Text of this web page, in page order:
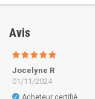
Avis
Jocelyne R
01/11/2024
✓ Acheteur certifié